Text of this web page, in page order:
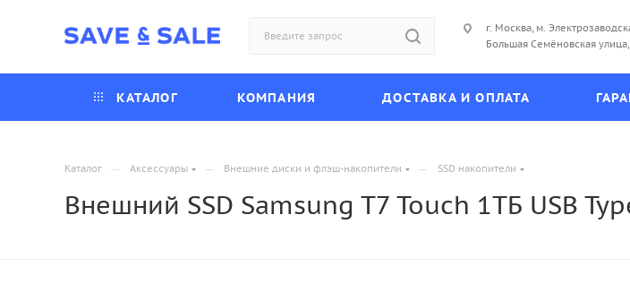
г. Москва, м.
Большая Семёновская
КАТАЛОГ КОМПАНИЯ ДОСТАВКА И ОПЛАТА
Каталог — Аксессуары — Внешние диски и флэш-накопители — SSD накопители
Внешний SSD Samsung T7 Touch 1ТБ USB